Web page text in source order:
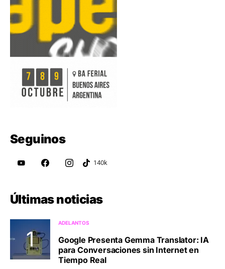
Seguinos
Últimas noticias
ADELANTOS
Google Presenta Gemma Translator: IA
para Conversaciones sin Internet en
Tiempo Real